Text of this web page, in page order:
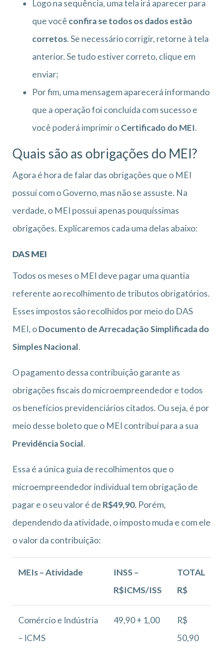
Logo na sequência, uma tela irá aparecer para
que você confira se todos os dados estão
corretos. Se necessário corrigir, retorne à tela
anterior. Se tudo estiver correto, clique em
enviar;
Por fim, uma mensagem aparecerá informando
que a operação foi concluída com sucesso e
você poderá imprimir oCertificado do MEI.
Quais são as obrigações do MEI?
Agora é hora de falar das obrigações que o MEI
possui com o Governo, mas não se assuste. Na
verdade, o MEI possui apenas pouquíssimas
obrigações. Explicaremos cada uma delas abaixo:
DAS MEI
Todos os meses o MEI deve pagar uma quantia
referente ao recolhimento de tributos obrigatórios.
Esses impostos são recolhidos por meio do DAS
MEI, oDocumento de Arrecadação Simplificada do
Simples Nacional.
O pagamento dessa contribuição garante as
obrigações fiscais do microempreendedor e todos
os benefícios previdenciários citados. Ou seja, é por
meio desse boleto que o MEI contribui para a sua
Previdência Social.
Essa é a única guia de recolhimentos que o
microempreendedor individual tem obrigação de
pagar e o seu valor é de R$49,90. Porém,
dependendo da atividade, o imposto muda e com ele
o valor da contribuição:
MEIs – Atividade
INSS –
R$ICMS/ISS
TOTAL
R$
Comércio e Indústria
– ICMS
49,90 + 1,00
R$
50,90